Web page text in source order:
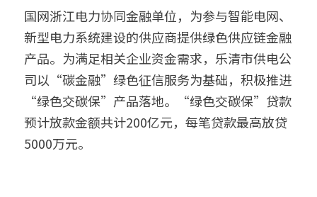
国网浙江电力协同金融单位，为参与智能电网、
新型电力系统建设的供应商提供绿色供应链金融
产品。为满足相关企业资金需求，乐清市供电公
司以“碳金融”绿色征信服务为基础，积极推进
“绿色交碳保”产品落地。“绿色交碳保”贷款
预计放款金额共计200亿元，每笔贷款最高放贷
5000万元。